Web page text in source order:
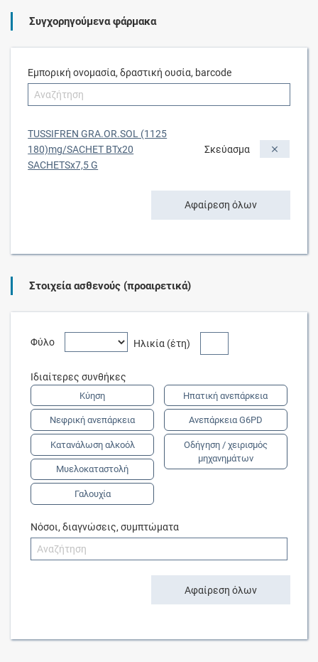
Συγχορηγούμενα φάρμακα
Εμπορική ονομασία, δραστική ουσία, barcode
TUSSIFREN GRA.OR.SOL (1125
180)mg/SACHET BTx20
SACHETSx7,5 G
Σκεύασμα
Αφαίρεση όλων
Στοιχεία ασθενούς (προαιρετικά)
Φύλο Ηλικία (έτη)
Ιδιαίτερες συνθήκες
Κύηση
Νεφρική ανεπάρκεια
Κατανάλωση αλκοόλ
Μυελοκαταστολή
Γαλουχία
Ηπατική ανεπάρκεια
Ανεπάρκεια G6PD
Οδήγηση / χειρισμός
μηχανημάτων
Νόσοι, διαγνώσεις, συμπτώματα
Αφαίρεση όλων